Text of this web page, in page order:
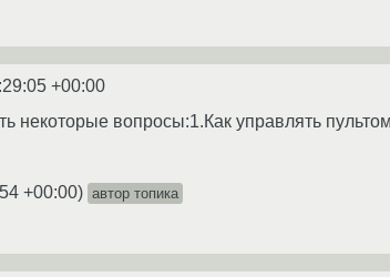
+00:00
некоторые вопросы:1.Как управлять
+00:00) автор топика